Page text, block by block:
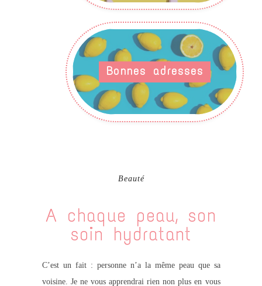
Bonnes adresses
Beauté
A chaque peau, son
soin hydratant
C’est un fait : personne n’a la même peau que sa
voisine. Je ne vous apprendrai rien non plus en vous